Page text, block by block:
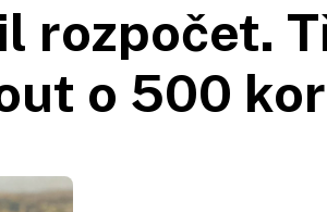
rozpočet.
o 500